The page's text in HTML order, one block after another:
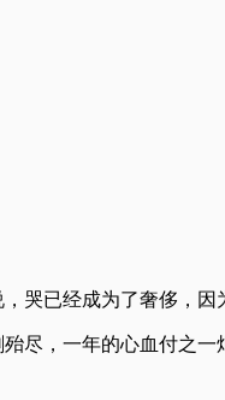
哭已经成为了奢侈，因
尽，一年的心血付之一